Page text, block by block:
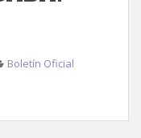
Boletín Oficial